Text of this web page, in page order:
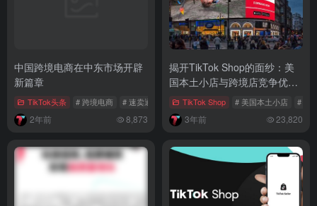
中国跨境电商在中东市场开辟
新篇章
TikTok头条 # 跨境电商 # 速卖通 # 电商增长
2年前 8,873
揭开TikTok Shop的面纱：美
国本土小店与跨境店竞争优势
大比拼！
TikTok Shop # 美国本土小店 #
3年前 23,820